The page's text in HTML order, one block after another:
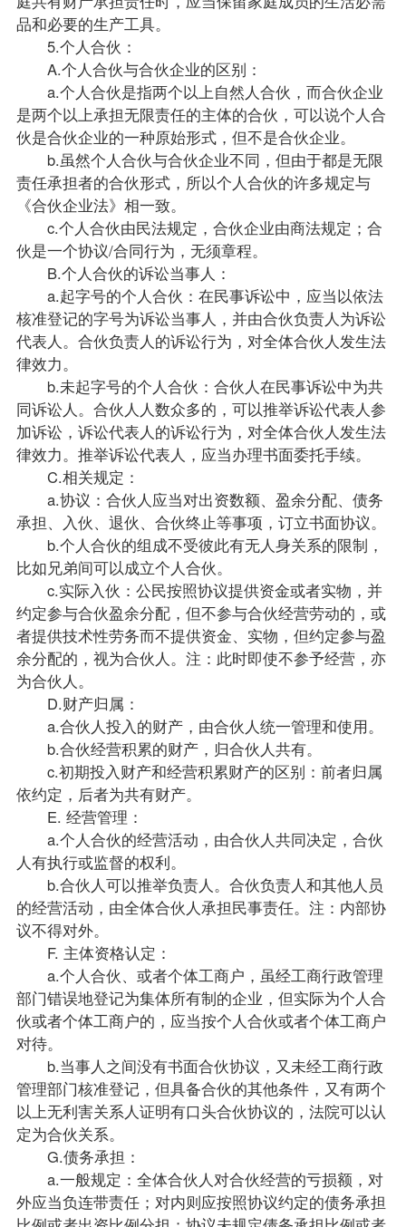
品和必要的生产工具。
5.个人合伙：
A.个人合伙与合伙企业的区别：
a.个人合伙是指两个以上自然人合伙，而合伙企业
是两个以上承担无限责任的主体的合伙，可以说个人合
伙是合伙企业的一种原始形式，但不是合伙企业。
b.虽然个人合伙与合伙企业不同，但由于都是无限
责任承担者的合伙形式，所以个人合伙的许多规定与
《合伙企业法》相一致。
c.个人合伙由民法规定，合伙企业由商法规定；合
伙是一个协议/合同行为，无须章程。
B.个人合伙的诉讼当事人：
a.起字号的个人合伙：在民事诉讼中，应当以依法
核准登记的字号为诉讼当事人，并由合伙负责人为诉讼
代表人。合伙负责人的诉讼行为，对全体合伙人发生法
律效力。
b.未起字号的个人合伙：合伙人在民事诉讼中为共
同诉讼人。合伙人人数众多的，可以推举诉讼代表人参
加诉讼，诉讼代表人的诉讼行为，对全体合伙人发生法
律效力。推举诉讼代表人，应当办理书面委托手续。
C.相关规定：
a.协议：合伙人应当对出资数额、盈余分配、债务
承担、入伙、退伙、合伙终止等事项，订立书面协议。
b.个人合伙的组成不受彼此有无人身关系的限制，
比如兄弟间可以成立个人合伙。
c.实际入伙：公民按照协议提供资金或者实物，并
约定参与合伙盈余分配，但不参与合伙经营劳动的，或
者提供技术性劳务而不提供资金、实物，但约定参与盈
余分配的，视为合伙人。注：此时即使不参予经营，亦
为合伙人。
D.财产归属：
a.合伙人投入的财产，由合伙人统一管理和使用。
b.合伙经营积累的财产，归合伙人共有。
c.初期投入财产和经营积累财产的区别：前者归属
依约定，后者为共有财产。
E. 经营管理：
a.个人合伙的经营活动，由合伙人共同决定，合伙
人有执行或监督的权利。
b.合伙人可以推举负责人。合伙负责人和其他人员
的经营活动，由全体合伙人承担民事责任。注：内部协
议不得对外。
F. 主体资格认定：
a.个人合伙、或者个体工商户，虽经工商行政管理
部门错误地登记为集体所有制的企业，但实际为个人合
伙或者个体工商户的，应当按个人合伙或者个体工商户
对待。
b.当事人之间没有书面合伙协议，又未经工商行政
管理部门核准登记，但具备合伙的其他条件，又有两个
以上无利害关系人证明有口头合伙协议的，法院可以认
定为合伙关系。
G.债务承担：
a.一般规定：全体合伙人对合伙经营的亏损额，对
外应当负连带责任；对内则应按照协议约定的债务承担